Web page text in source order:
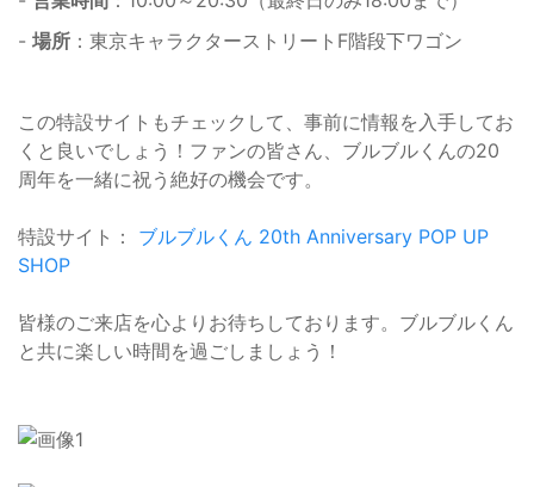
- 場所 ：東京キャラクターストリートF階段下ワゴン
この特設サイトもチェックして、事前に情報を入手してお
くと良いでしょう！ファンの皆さん、ブルブルくんの20
周年を一緒に祝う絶好の機会です。
特設サイト： ブルブルくん 20th Anniversary POP UP
SHOP
皆様のご来店を心よりお待ちしております。ブルブルくん
と共に楽しい時間を過ごしましょう！